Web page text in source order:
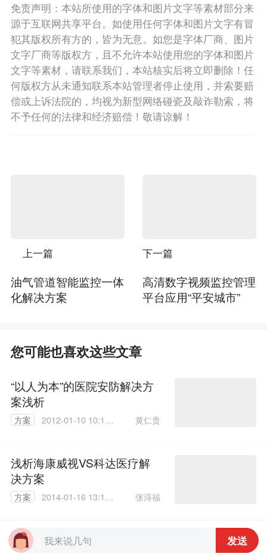
免责声明：本站所使用的字体和图片文字等素材部分来
源于互联网共享平台。如使用任何字体和图片文字有冒
犯其版权所有方的，皆为无意。如您是字体厂商、图片
文字厂商等版权方，且不允许本站使用您的字体和图片
文字等素材，请联系我们，本站核实后将立即删除！任
何版权方从未通知联系本站管理者停止使用，并索要赔
偿或上诉法院的，均视为新型网络碰瓷及敲诈勒索，将
不予任何的法律和经济赔偿！敬请谅解！
上一篇
油气管道智能监控一体
化解决方案
下一篇
高清数字视频监控管理
平台应用“平安城市”
您可能也喜欢这些文章
“以人为本”的医院安防解决方
案浅析
方案
2012-01-10 10:11:
黄仁贵
浅析海康威视VS科达医疗解
决方案
方案
2014-01-16 13:19:
张淂福
医院综合安防监控管理系统解
决方案浅析
发送